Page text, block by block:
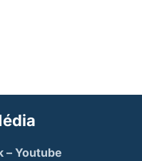
– Youtube